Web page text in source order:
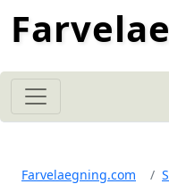
Farvelaegning.com